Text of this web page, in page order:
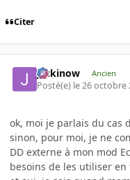
Citer
jackinow Ancien
Posté(e) le 26 octobre
ok, moi je parlais du cas
sinon, pour moi, je ne
DD externe à mon mod
besoins de les utiliser